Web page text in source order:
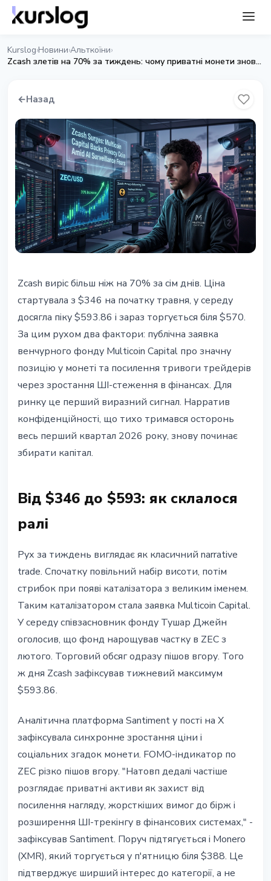
Kurslog›Новини›Альткоїни›
Zcash злетів на 70% за тиждень: чому приватні монети знову в грі
←Назад
Zcash +70% за тиждень: приватні
монети повертаються
8 травня 2026 р.4 хв читання
Наталія Дорофєєва
Zcash виріс більш ніж на 70% за сім днів. Ціна
стартувала з $346 на початку травня, у середу
досягла піку $593.86 і зараз торгується біля $570.
За цим рухом два фактори: публічна заявка
венчурного фонду Multicoin Capital про значну
позицію у монеті та посилення тривоги трейдерів
через зростання ШІ-стеження в фінансах. Для
ринку це перший виразний сигнал. Нарратив
конфіденційності, що тихо тримався осторонь
весь перший квартал 2026 року, знову починає
збирати капітал.
Від $346 до $593: як склалося
ралі
Рух за тиждень виглядає як класичний narrative
trade. Спочатку повільний набір висоти, потім
стрибок при появі каталізатора з великим іменем.
Таким каталізатором стала заявка Multicoin Capital.
У середу співзасновник фонду Тушар Джейн
оголосив, що фонд нарощував частку в ZEC з
лютого. Торговий обсяг одразу пішов вгору. Того
ж дня Zcash зафіксував тижневий максимум
$593.86.
Аналітична платформа Santiment у пості на X
зафіксувала синхронне зростання ціни і
соціальних згадок монети. FOMO-індикатор по
ZEC різко пішов вгору. "Натовп дедалі частіше
розглядає приватні активи як захист від
посилення нагляду, жорсткіших вимог до бірж і
розширення ШІ-трекінгу в фінансових системах," -
зафіксував Santiment. Поруч підтягується і Monero
(XMR), який торгується у п'ятницю біля $388. Це
підтверджує ширший інтерес до категорії, а не